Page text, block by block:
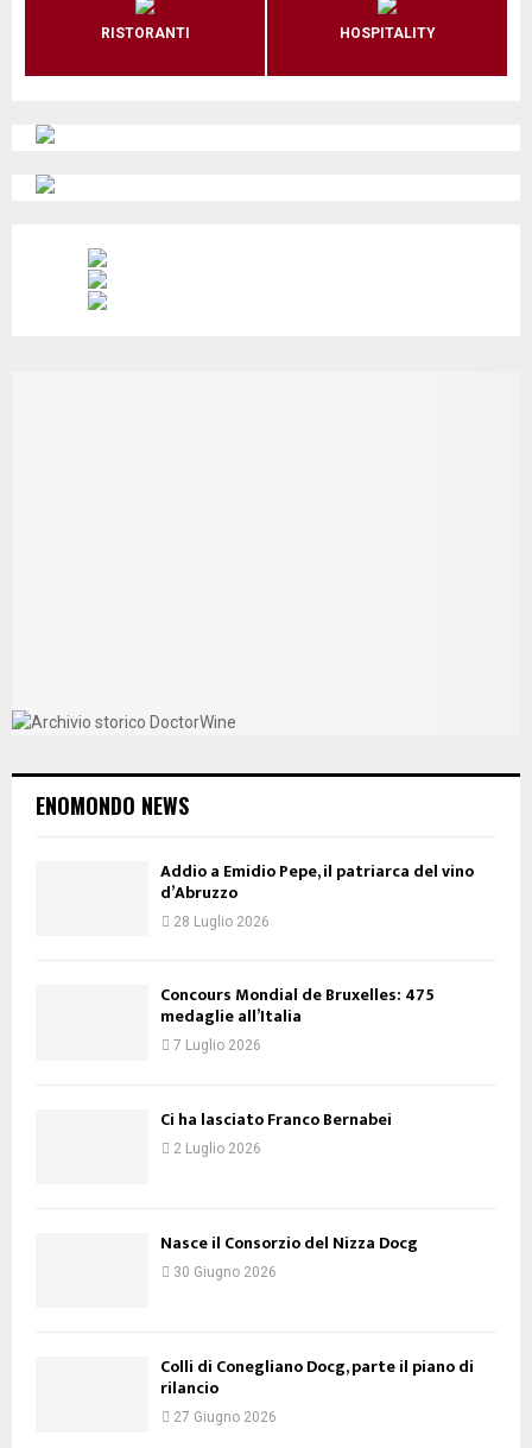
RISTORANTI HOSPITALITY
ENOMONDO NEWS
Addio a Emidio Pepe, il patriarca del vino
d’Abruzzo
28 Luglio 2026
Concours Mondial de Bruxelles: 475
medaglie all’Italia
7 Luglio 2026
Ci ha lasciato Franco Bernabei
2 Luglio 2026
Nasce il Consorzio del Nizza Docg
30 Giugno 2026
Colli di Conegliano Docg, parte il piano di
rilancio
27 Giugno 2026